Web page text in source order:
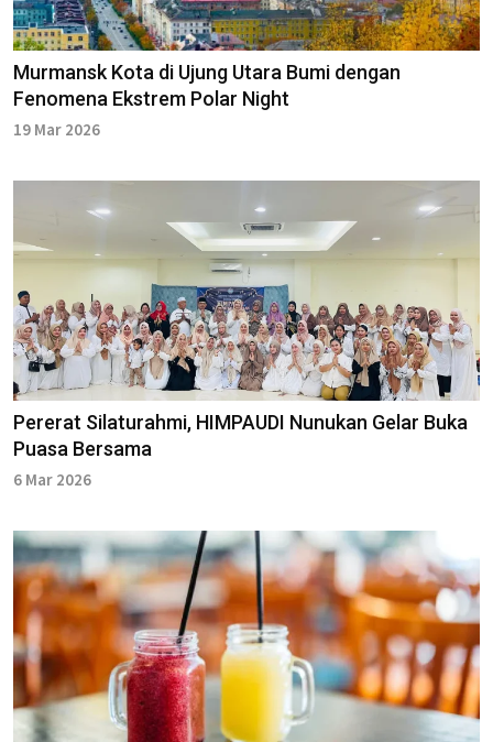
Murmansk Kota di Ujung Utara Bumi dengan
Fenomena Ekstrem Polar Night
19 Mar 2026
Pererat Silaturahmi, HIMPAUDI Nunukan Gelar Buka
Puasa Bersama
6 Mar 2026